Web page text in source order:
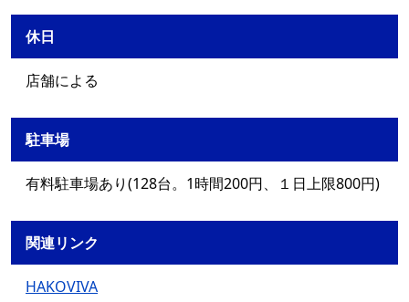
休日
店舗による
駐車場
有料駐車場あり(128台。1時間200円、１日上限800円)
関連リンク
HAKOVIVA